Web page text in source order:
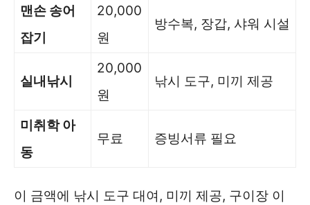
맨손 송어
잡기
20,000
원
방수복, 장갑, 샤워 시설
실내낚시
20,000
원
낚시 도구, 미끼 제공
미취학 아
동
무료 증빙서류 필요
이 금액에 낚시 도구 대여, 미끼 제공, 구이장 이